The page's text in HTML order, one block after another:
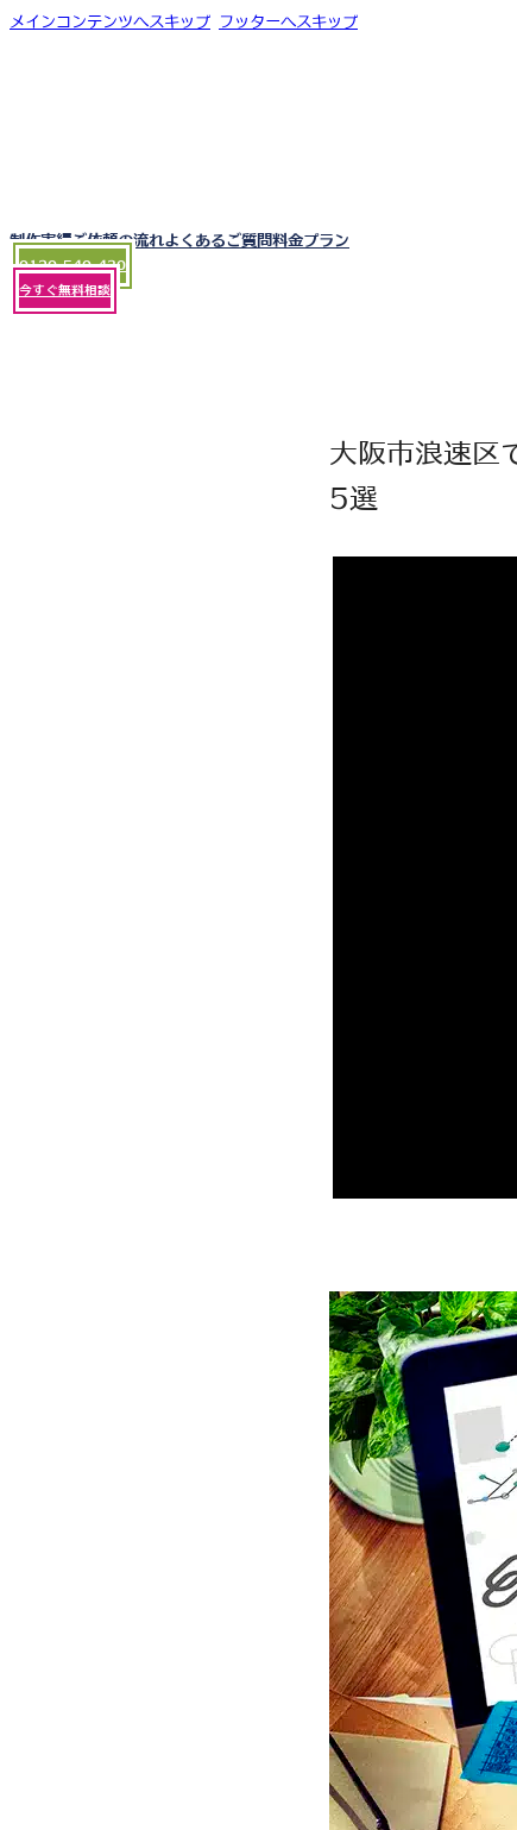
メインコンテンツへスキップ フッターへスキップ
制作実績ご依頼の流れ よくあるご質問料金プラン
0120-540-430
今すぐ無料相談
大阪市浪速区
5選